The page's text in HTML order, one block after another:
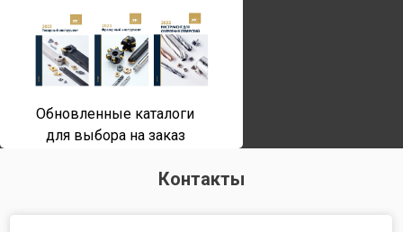
Обновленные каталоги
для выбора на заказ
Контакты